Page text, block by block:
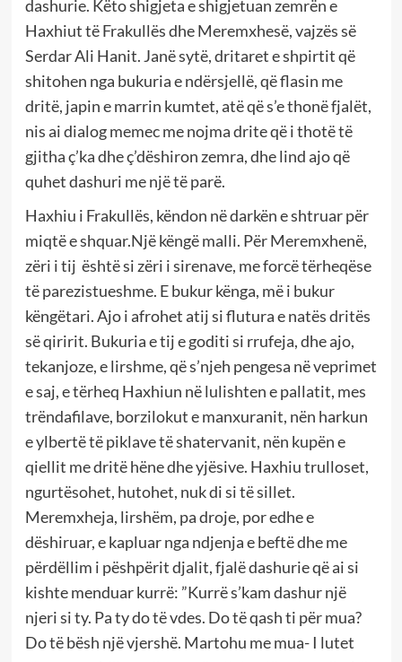
dashurie. Këto shigjeta e shigjetuan zemrën e
Haxhiut të Frakullës dhe Meremxhesë, vajzës së
Serdar Ali Hanit. Janë sytë, dritaret e shpirtit që
shitohen nga bukuria e ndërsjellë, që flasin me
dritë, japin e marrin kumtet, atë që s’e thonë fjalët,
nis ai dialog memec me nojma drite që i thotë të
gjitha ç’ka dhe ç’dëshiron zemra, dhe lind ajo që
quhet dashuri me një të parë.
Haxhiu i Frakullës, këndon në darkën e shtruar për
miqtë e shquar.Një këngë malli. Për Meremxhenë,
zëri i tij është si zëri i sirenave, me forcë tërheqëse
të parezistueshme. E bukur kënga, më i bukur
këngëtari. Ajo i afrohet atij si flutura e natës dritës
së qiririt. Bukuria e tij e goditi si rrufeja, dhe ajo,
tekanjoze, e lirshme, që s’njeh pengesa në veprimet
e saj, e tërheq Haxhiun në lulishten e pallatit, mes
trëndafilave, borzilokut e manxuranit, nën harkun
e ylbertë të piklave të shatervanit, nën kupën e
qiellit me dritë hëne dhe yjësive. Haxhiu trulloset,
ngurtësohet, hutohet, nuk di si të sillet.
Meremxheja, lirshëm, pa droje, por edhe e
dëshiruar, e kapluar nga ndjenja e beftë dhe me
përdëllim i pëshpërit djalit, fjalë dashurie që ai si
kishte menduar kurrë: ”Kurrë s’kam dashur një
njeri si ty. Pa ty do të vdes. Do të qash ti për mua?
Do të bësh një vjershë. Martohu me mua- I lutet